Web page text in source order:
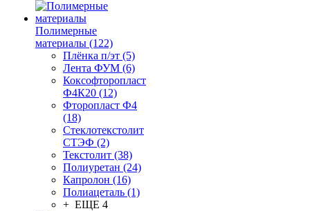
Полимерные
материалы (122)
Плёнка п/эт (5)
Лента ФУМ (6)
Коксофторопласт
Ф4К20 (12)
Фторопласт Ф4
(18)
Стеклотекстолит
СТЭФ (2)
Текстолит (38)
Полиуретан (24)
Капролон (16)
Полиацеталь (1)
+ ЕЩЕ 4